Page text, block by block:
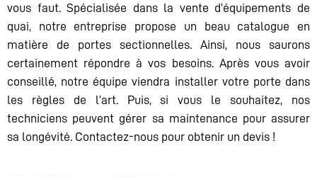
vous faut. Spécialisée dans la vente d’équipements de
quai, notre entreprise propose un beau catalogue en
matière de portes sectionnelles. Ainsi, nous saurons
certainement répondre à vos besoins. Après vous avoir
conseillé, notre équipe viendra installer votre porte dans
les règles de l’art. Puis, si vous le souhaitez, nos
techniciens peuvent gérer sa maintenance pour assurer
sa longévité. Contactez-nous pour obtenir un devis !